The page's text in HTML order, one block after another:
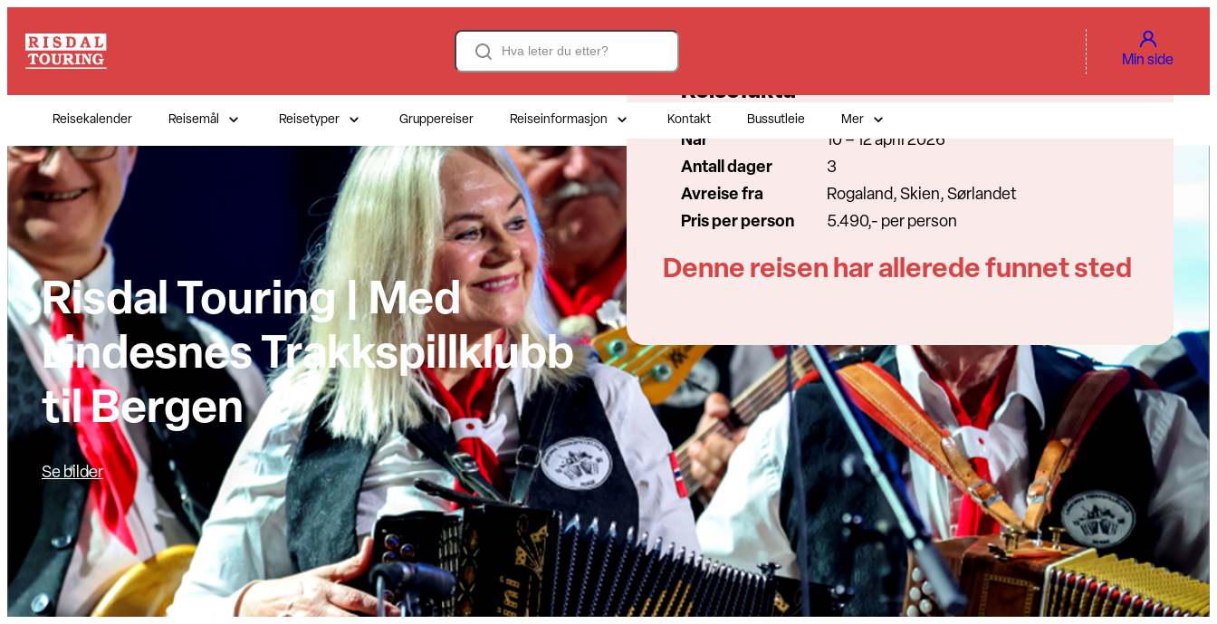
innhold
Search
Min side
Reisekalender Reisemål Reisetyper Gruppereiser Reiseinformasjon Kontakt Bussutleie Mer
Risdal Touring | Med
Lindesnes Trakkspillklubb
til Bergen
Se bilder
Reisefakta
Når
10 – 12 april 2026
Antall dager
3
Avreise fra
Rogaland, Skien, Sørlandet
Pris per person
5.490,- per person
Denne reisen har allerede funnet sted